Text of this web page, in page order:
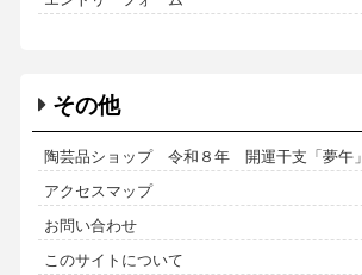
その他
陶芸品ショップ 令和８年 開運干支「夢午」
アクセスマップ
お問い合わせ
このサイトについて